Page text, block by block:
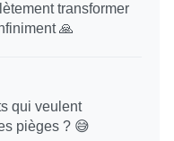
transformer
🙏
qui veulent
pièges ? 😅